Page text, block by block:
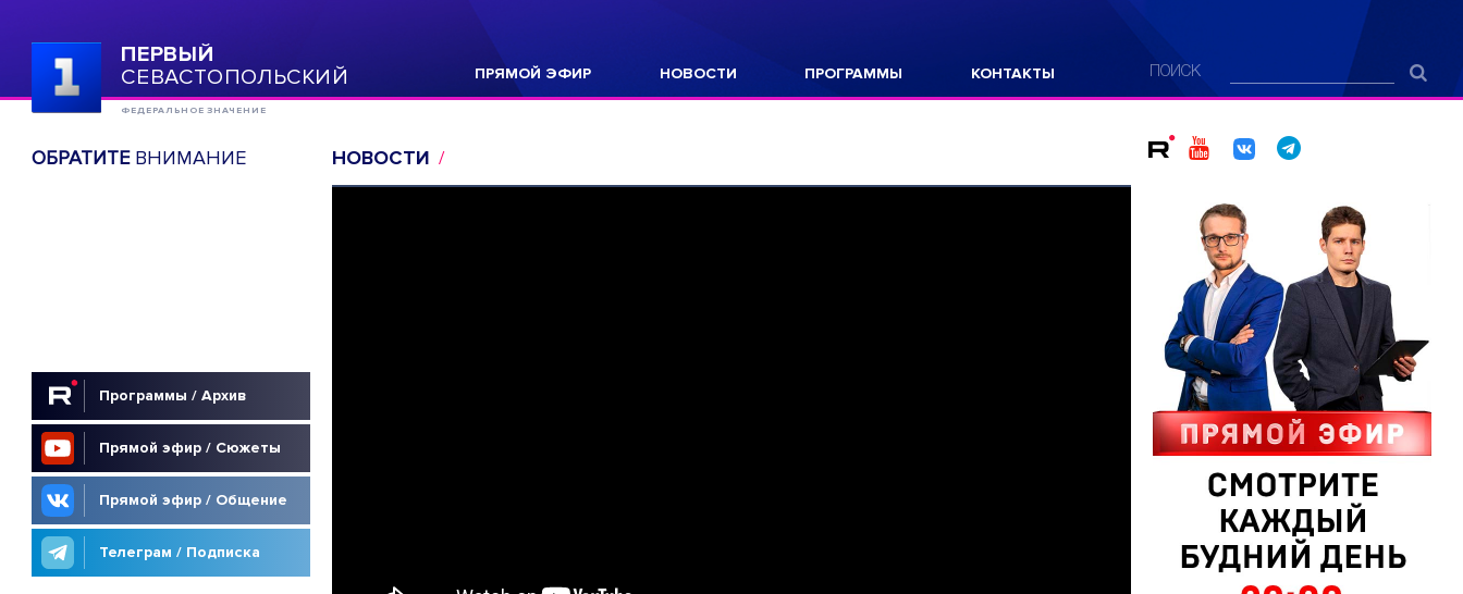
ПЕРВЫЙ
СЕВАСТОПОЛЬСКИЙ
ФЕДЕРАЛЬНОЕ ЗНАЧЕНИЕ
ПРЯМОЙ ЭФИР НОВОСТИ ПРОГРАММЫ КОНТАКТЫ ПОИСК
ОБРАТИТЕВНИМАНИЕ
Программы / Архив
Прямой эфир / Сюжеты
Прямой эфир / Общение
Телеграм / Подписка
НОВОСТИ